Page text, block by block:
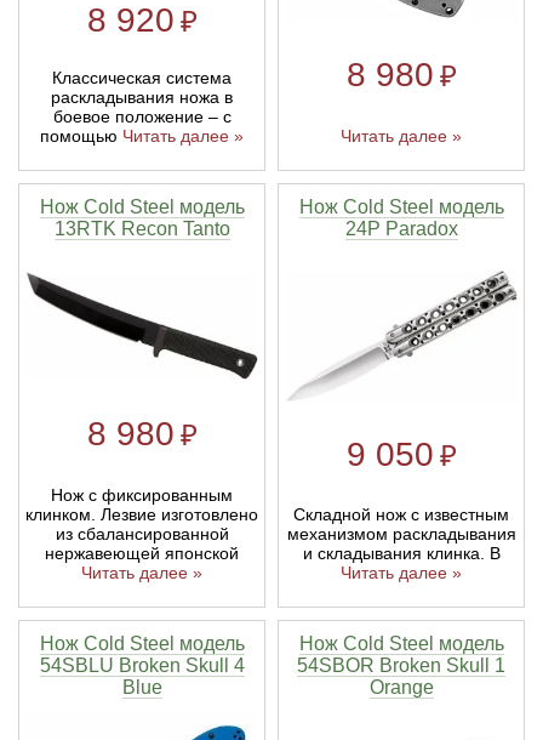
8 920 ₽
Классическая система
раскладывания ножа в
боевое положение – с
помощью Читать далее »
8 980 ₽
Читать далее »
Нож Cold Steel модель
13RTK Recon Tanto
8 980 ₽
Нож с фиксированным
клинком. Лезвие изготовлено
из сбалансированной
нержавеющей японской
Читать далее »
Нож Cold Steel модель
24P Paradox
9 050 ₽
Складной нож с известным
механизмом раскладывания
и складывания клинка. В
Читать далее »
Нож Cold Steel модель
54SBLU Broken Skull 4
Blue
Нож Cold Steel модель
54SBOR Broken Skull 1
Orange